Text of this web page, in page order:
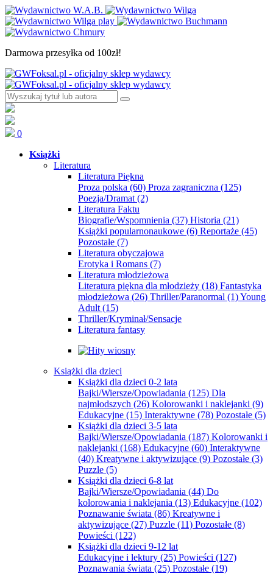
Darmowa przesyłka od 100zł!
0
Książki
Literatura
Literatura Piękna
Proza polska (60) Proza zagraniczna (125)
Poezja/Dramat (2)
Literatura Faktu
Biografie/Wspomnienia (37) Historia (21)
Książki popularnonaukowe (6) Reportaże (45)
Pozostałe (7)
Literatura obyczajowa
Erotyka i Romans (7)
Literatura młodzieżowa
Literatura piękna dla młodzieży (18) Fantastyka
młodzieżowa (26) Thriller/Paranormal (1)Young
Adult (15)
Thriller/Kryminał/Sensacje
Literatura fantasy
Książki dla dzieci
Książki dla dzieci 0-2 lata
Bajki/Wiersze/Opowiadania (125) Dla
najmłodszych (26) Kolorowanki i naklejanki (9)
Edukacyjne (15) Interaktywne (78) Pozostałe (5)
Książki dla dzieci 3-5 lata
Bajki/Wiersze/Opowiadania (187) Kolorowanki i
naklejanki (168) Edukacyjne (60) Interaktywne
(40) Kreatywne i aktywizujące (9) Pozostałe (3)
Puzzle (5)
Książki dla dzieci 6-8 lat
Bajki/Wiersze/Opowiadania (44) Do
kolorowania i naklejania (13) Edukacyjne (102)
Poznawanie świata (86) Kreatywne i
aktywizujące (27) Puzzle (11) Pozostałe (8)
Powieści (122)
Książki dla dzieci 9-12 lat
Edukacyjne i lektury (25) Powieści (127)
Poznawania świata (25) Pozostałe (19)